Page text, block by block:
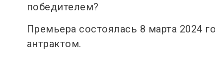
победителем?
Премьера состоялась 8 марта 2024
антрактом.